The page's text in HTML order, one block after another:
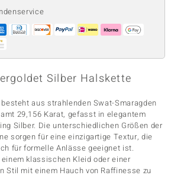
Silber Halskette
aus strahlenden Swat-Smaragden
29,156 Karat, gefasst in elegantem
Silber. Die unterschiedlichen Größen der
sorgen für eine einzigartige Textur, die
für formelle Anlässe geeignet ist.
klassischen Kleid oder einer
Stil mit einem Hauch von Raffinesse zu